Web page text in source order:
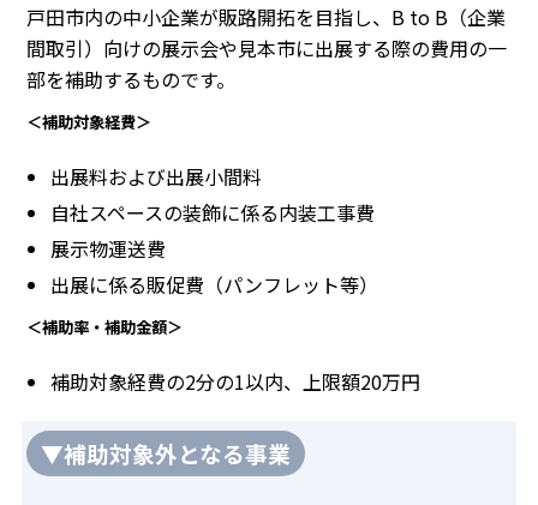
戸田市内の中小企業が販路開拓を目指し、B to B（企業
間取引）向けの展示会や見本市に出展する際の費用の一
部を補助するものです。
＜補助対象経費＞
出展料および出展小間料
自社スペースの装飾に係る内装工事費
展示物運送費
出展に係る販促費（パンフレット等）
＜補助率・補助金額＞
補助対象経費の2分の1以内、上限額20万円
▼補助対象外となる事業